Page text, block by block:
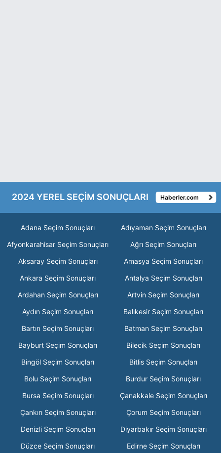
2024 YEREL SEÇİM SONUÇLARI Haberler.com
Adana Seçim Sonuçları
Adıyaman Seçim Sonuçları
Afyonkarahisar Seçim Sonuçları
Ağrı Seçim Sonuçları
Aksaray Seçim Sonuçları
Amasya Seçim Sonuçları
Ankara Seçim Sonuçları
Antalya Seçim Sonuçları
Ardahan Seçim Sonuçları
Artvin Seçim Sonuçları
Aydın Seçim Sonuçları
Balıkesir Seçim Sonuçları
Bartın Seçim Sonuçları
Batman Seçim Sonuçları
Bayburt Seçim Sonuçları
Bilecik Seçim Sonuçları
Bingöl Seçim Sonuçları
Bitlis Seçim Sonuçları
Bolu Seçim Sonuçları
Burdur Seçim Sonuçları
Bursa Seçim Sonuçları
Çanakkale Seçim Sonuçları
Çankırı Seçim Sonuçları
Çorum Seçim Sonuçları
Denizli Seçim Sonuçları
Diyarbakır Seçim Sonuçları
Düzce Seçim Sonuçları
Edirne Seçim Sonuçları